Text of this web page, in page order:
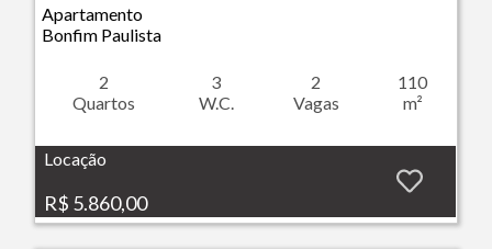
Apartamento
Bonfim Paulista
2
Quartos
3
W.C.
2
Vagas
110
m²
Locação
R$ 5.860,00